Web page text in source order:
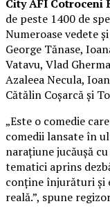
City AFI Cotroceni
de peste 1400 de
Numeroase vedete
George Tănase,
Vatavu, Vlad
Azaleea Necula,
Cătălin Coșarcă și
„Este o comedie
comedii lansate în
narațiune jucăușă
tematici aprins
conține înjurături și
reală.”, spune